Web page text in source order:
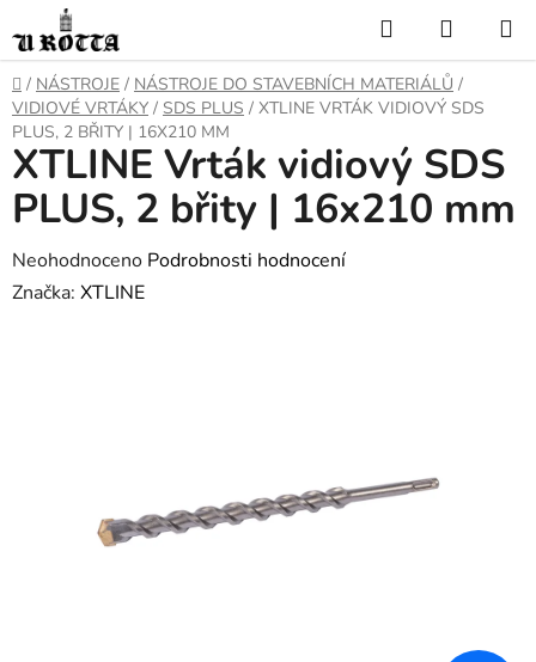
na
obsah
Hledat
KOŠÍK
DOMŮ
/ NÁSTROJE / NÁSTROJE DO STAVEBNÍCH MATERIÁLŮ /
VIDIOVÉ VRTÁKY / SDS PLUS / XTLINE VRTÁK VIDIOVÝ SDS
PLUS, 2 BŘITY | 16X210 MM
XTLINE Vrták vidiový SDS
PLUS, 2 břity | 16x210 mm
Průměrné
hodnocení
Neohodnoceno Podrobnosti hodnocení
Značka: XTLINE